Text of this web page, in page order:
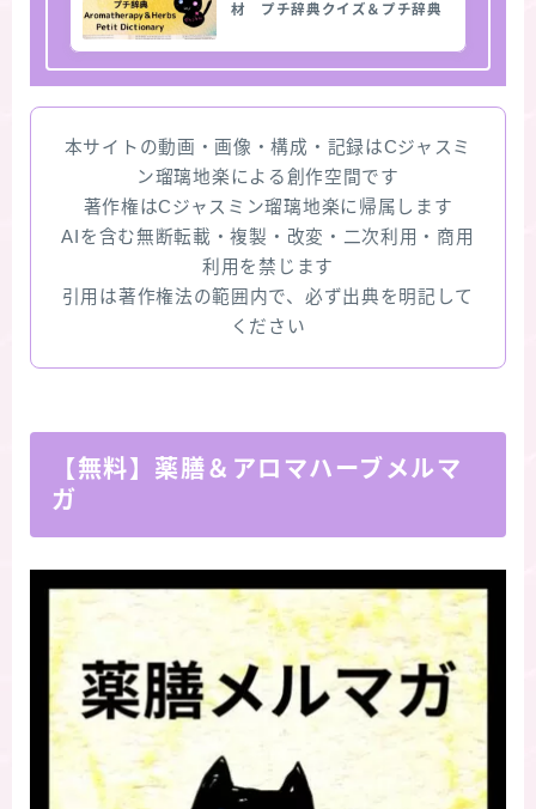
材 プチ辞典クイズ＆プチ辞典
本サイトの動画・画像・構成・記録はCジャスミ
ン瑠璃地楽による創作空間です
著作権はCジャスミン瑠璃地楽に帰属します
AIを含む無断転載・複製・改変・二次利用・商用
利用を禁じます
引用は著作権法の範囲内で、必ず出典を明記して
ください
【無料】薬膳＆アロマハーブメルマ
ガ